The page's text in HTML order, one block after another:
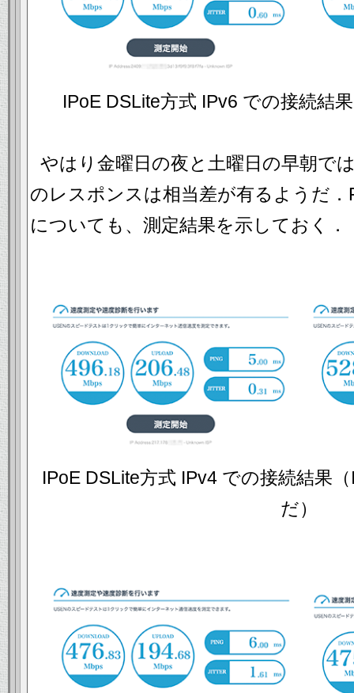
IPoE DSLite方式 IPv6 での接続結
やはり金曜日の夜と土曜日の早朝で
のレスポンスは相当差が有るようだ．
についても、測定結果を示しておく．
IPoE DSLite方式 IPv4 での接続結果
だ）